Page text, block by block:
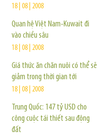
18 | 08 | 2008
Quan hệ Việt Nam-Kuwait đi
vào chiều sâu
18 | 08 | 2008
Giá thức ăn chăn nuôi có thể sẽ
giảm trong thời gian tới
18 | 08 | 2008
Trung Quốc: 147 tỷ USD cho
công cuộc tái thiết sau động
đất